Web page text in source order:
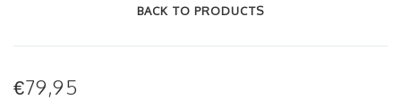
BACK TO PRODUCTS
€79,95